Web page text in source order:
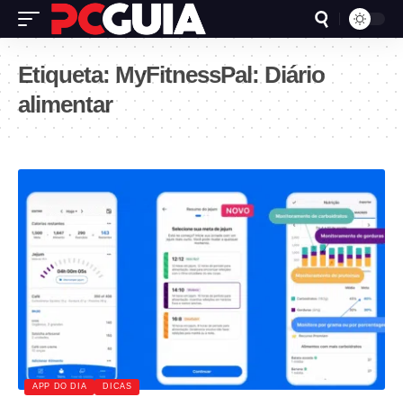
Etiqueta: MyFitnessPal: Diário
alimentar
APP DO DIA DICAS